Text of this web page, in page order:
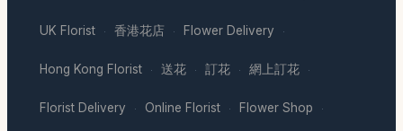
UK Florist · 香港花店 · Flower Delivery ·
Hong Kong Florist · 送花 · 訂花 · 網上訂花 ·
Florist Delivery · Online Florist · Flower Shop ·